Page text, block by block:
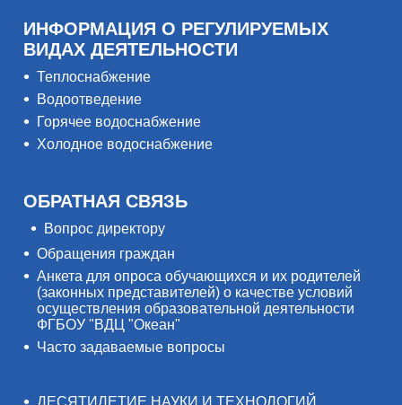
ИНФОРМАЦИЯ О РЕГУЛИРУЕМЫХ
ВИДАХ ДЕЯТЕЛЬНОСТИ
Теплоснабжение
Водоотведение
Горячее водоснабжение
Холодное водоснабжение
ОБРАТНАЯ СВЯЗЬ
Вопрос директору
Обращения граждан
Анкета для опроса обучающихся и их родителей
(законных представителей) о качестве условий
осуществления образовательной деятельности
ФГБОУ "ВДЦ "Океан"
Часто задаваемые вопросы